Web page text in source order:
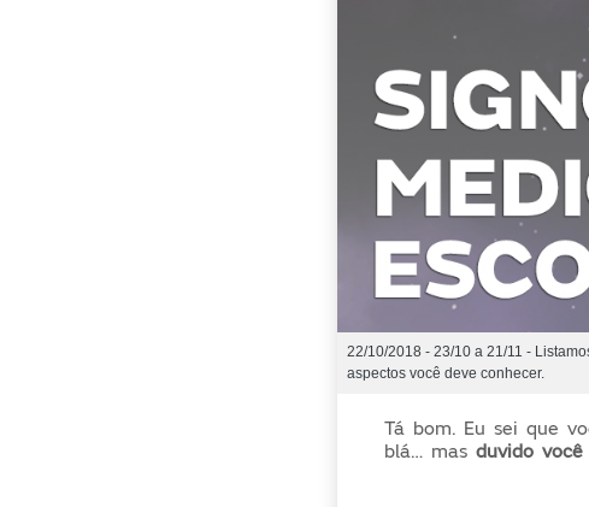
22/10/2018 - 23/10 a 21/11 -
aspectos você deve conhecer.
Tá bom. Eu sei que
blá… masduvido